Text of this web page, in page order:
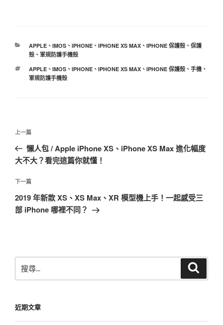
分
類
APPLE、 IMOS、 IPHONE、 IPHONE XS MAX、 IPHONE 保護殼、 保護
殼、 軍規防護手機殼
標
籤
APPLE、 IMOS、 IPHONE、 IPHONE XS MAX、 IPHONE 保護殼、 手機、
軍規防護手機殼
文
導
覽
上
一
篇
章
上一篇
懶人包 / Apple iPhone XS、iPhone XS Max 進化幅度
大不大？看完這篇你就懂！
下
一
篇
下一篇
2019 年新款 XS、XS Max、XR 模型機上手！一起感受三
部 iPhone 哪裡不同？
尋
字:
近期文章